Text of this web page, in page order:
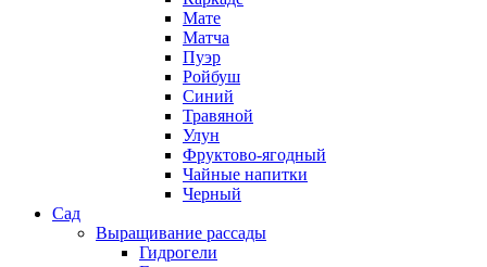
Мате
Матча
Пуэр
Ройбуш
Синий
Травяной
Улун
Фруктово-ягодный
Чайные напитки
Черный
Сад
Выращивание рассады
Гидрогели